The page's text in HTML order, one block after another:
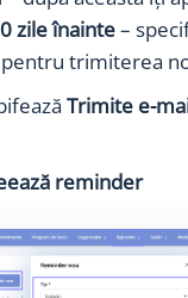
zile înainte–
trimiterea
Trimite e-
reminder